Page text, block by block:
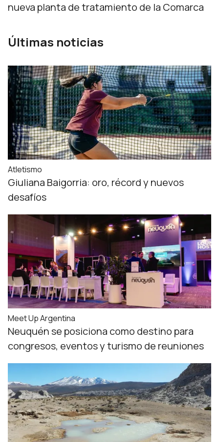
nueva planta de tratamiento de la Comarca
Últimas noticias
Atletismo
Giuliana Baigorria: oro, récord y nuevos
desafíos
Meet Up Argentina
Neuquén se posiciona como destino para
congresos, eventos y turismo de reuniones